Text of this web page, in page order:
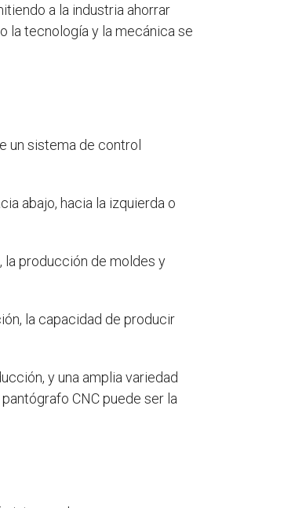
a la industria ahorrar
la tecnología y la mecánica se
un sistema de control
abajo, hacia la izquierda o
la producción de moldes y
la capacidad de producir
y una amplia variedad
CNC puede ser la